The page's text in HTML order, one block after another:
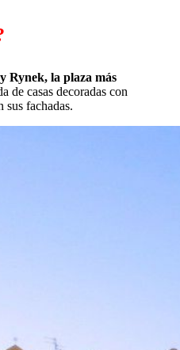
Rynek, la plaza más
de casas decoradas con
sus fachadas.